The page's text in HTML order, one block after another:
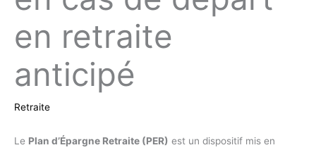
en retraite
anticipé
Retraite
Le Plan d’Épargne Retraite (PER) est un dispositif mis en